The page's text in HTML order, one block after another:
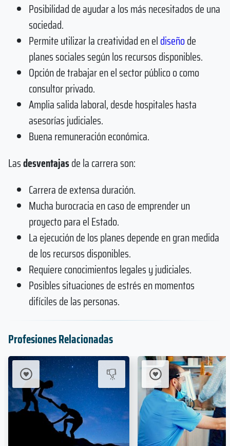
Posibilidad de ayudar a los más necesitados de una
sociedad.
Permite utilizar la creatividad en eldiseñode
planes sociales según los recursos disponibles.
Opción de trabajar en el sector público o como
consultor privado.
Amplia salida laboral, desde hospitales hasta
asesorías judiciales.
Buena remuneración económica.
Lasdesventajasde la carrera son:
Carrera de extensa duración.
Mucha burocracia en caso de emprender un
proyecto para el Estado.
La ejecución de los planes depende en gran medida
de los recursos disponibles.
Requiere conocimientos legales y judiciales.
Posibles situaciones de estrés en momentos
difíciles de las personas.
Profesiones Relacionadas